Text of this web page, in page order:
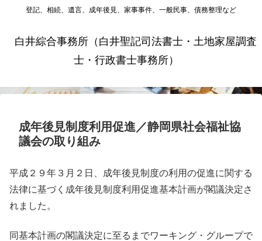
登記、相続、遺言、成年後見、家事事件、一般民事、債務整理など
白井綜合事務所（白井聖記司法書士・土地家屋調査
士・行政書士事務所）
成年後見制度利用促進／静岡県社会福祉協
議会の取り組み
平成２９年３月２日、成年後見制度の利用の促進に関する
法律に基づく成年後見制度利用促進基本計画が閣議決定さ
れました。
同基本計画の閣議決定に至るまでワーキング・グループで